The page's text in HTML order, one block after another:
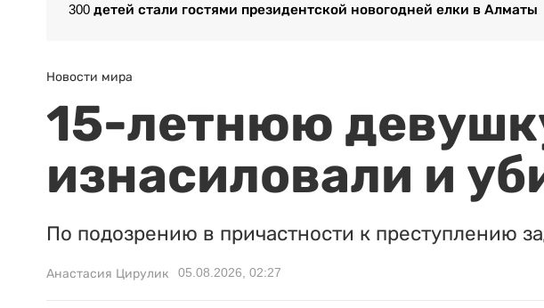
300 детей стали гостями президентской новогодней елки в Алматы
Новости мира
15-летнюю
изнасиловали и
По подозрению в причастности к преступлению
Анастасия Цирулик 05.08.2026, 02:27